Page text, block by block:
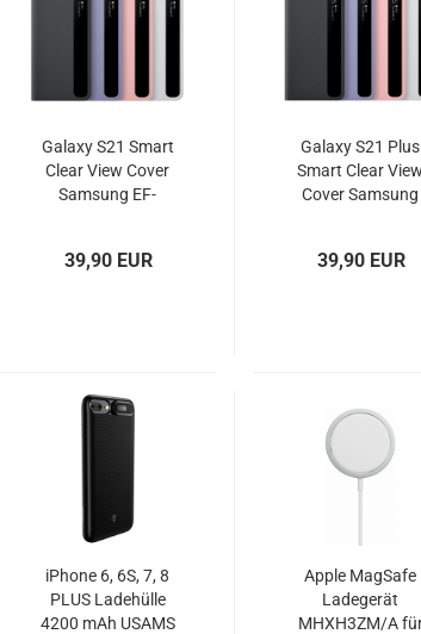
Galaxy S21 Smart
Clear View Cover
Samsung EF-
39,90 EUR
Galaxy S21 Plus
Smart Clear View
Cover Samsung
39,90 EUR
iPhone 6, 6S, 7, 8
PLUS Ladehülle
4200 mAh USAMS
Apple MagSafe
Ladegerät
MHXH3ZM/A